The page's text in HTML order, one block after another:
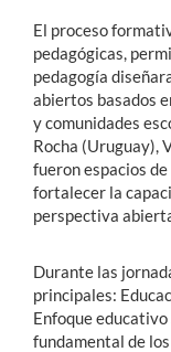
El proceso
pedagógicas,
pedagogía
abiertos basados
y comunidades
Rocha (Uruguay),
fueron espacios
fortalecer la
perspectiva
Durante las
principales:
Enfoque
fundamental de